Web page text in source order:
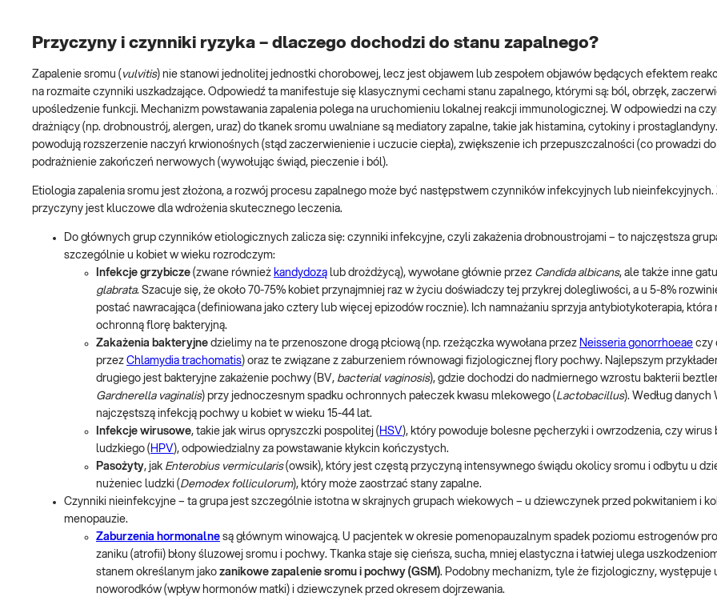
Przyczyny i czynniki ryzyka – dlaczego dochodzi do stanu zapalnego?
Zapalenie sromu ( vulvitis) nie stanowi jednolitej jednostki chorobowej, lecz jest objawem lub zespołem objawów będących efektem
na rozmaite czynniki uszkadzające. Odpowiedź ta manifestuje się klasycznymi cechami stanu zapalnego, którymi są: ból, obrzęk,
upośledzenie funkcji. Mechanizm powstawania zapalenia polega na uruchomieniu lokalnej reakcji immunologicznej. W odpowiedzi na
drażniący (np. drobnoustrój, alergen, uraz) do tkanek sromu uwalniane są mediatory zapalne, takie jak histamina, cytokiny i
powodują rozszerzenie naczyń krwionośnych (stąd zaczerwienienie i uczucie ciepła), zwiększenie ich przepuszczalności (co prowadzi
podrażnienie zakończeń nerwowych (wywołując świąd, pieczenie i ból).
Etiologia zapalenia sromu jest złożona, a rozwój procesu zapalnego może być następstwem czynników infekcyjnych lub
przyczyny jest kluczowe dla wdrożenia skutecznego leczenia.
Do głównych grup czynników etiologicznych zalicza się: czynniki infekcyjne, czyli zakażenia drobnoustrojami – to najczęstsza
szczególnie u kobiet w wieku rozrodczym:
Infekcje grzybicze (zwane również kandydozą lub drożdżycą), wywołane głównie przez Candida albicans, ale także inne
glabrata. Szacuje się, że około 70-75% kobiet przynajmniej raz w życiu doświadczy tej przykrej dolegliwości, a u 5-8%
postać nawracająca (definiowana jako cztery lub więcej epizodów rocznie). Ich namnażaniu sprzyja antybiotykoterapia, która
ochronną florę bakteryjną.
Zakażenia bakteryjne dzielimy na te przenoszone drogą płciową (np. rzeżączka wywołana przez Neisseria gonorrhoeae czy
przez Chlamydia trachomatis) oraz te związane z zaburzeniem równowagi fizjologicznej flory pochwy. Najlepszym
drugiego jest bakteryjne zakażenie pochwy (BV, bacterial vaginosis), gdzie dochodzi do nadmiernego wzrostu bakterii
Gardnerella vaginalis) przy jednoczesnym spadku ochronnych pałeczek kwasu mlekowego ( Lactobacillus). Według danych
najczęstszą infekcją pochwy u kobiet w wieku 15-44 lat.
Infekcje wirusowe, takie jak wirus opryszczki pospolitej ( HSV), który powoduje bolesne pęcherzyki i owrzodzenia, czy wirus
ludzkiego ( HPV), odpowiedzialny za powstawanie kłykcin kończystych.
Pasożyty, jak Enterobius vermicularis(owsik), który jest częstą przyczyną intensywnego świądu okolicy sromu i odbytu u
nużeniec ludzki ( Demodex folliculorum), który może zaostrzać stany zapalne.
Czynniki nieinfekcyjne – ta grupa jest szczególnie istotna w skrajnych grupach wiekowych – u dziewczynek przed pokwitaniem i
menopauzie.
Zaburzenia hormonalne są głównym winowajcą. U pacjentek w okresie pomenopauzalnym spadek poziomu estrogenów
zaniku (atrofii) błony śluzowej sromu i pochwy. Tkanka staje się cieńsza, sucha, mniej elastyczna i łatwiej ulega
stanem określanym jako zanikowe zapalenie sromu i pochwy (GSM). Podobny mechanizm, tyle że fizjologiczny, występuje
noworodków (wpływ hormonów matki) i dziewczynek przed okresem dojrzewania.